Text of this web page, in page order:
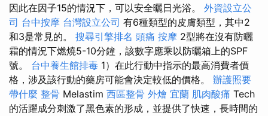
因此在因子15的情況下，可以安全曬日光浴。 外資設立公
司 台中按摩 台灣設立公司 有6種類型的皮膚類型，其中2
和3是常見的。 搜尋引擎排名 頭痛 按摩 2型將在沒有防曬
霜的情況下燃燒5-10分鐘，該數字應乘以防曬箱上的SPF
號。 台中養生館排毒 1）在此行動中指示的最高消費者價
格，涉及該行動的藥房可能會決定較低的價格。 辦護照要
帶什麼 整骨 Melastim 西區整骨 外燴 宜蘭 肌肉酸痛 Tech
的活躍成分刺激了黑色素的形成，並提供了快速，長時間的